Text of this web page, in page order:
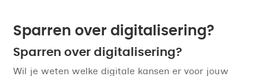
Sparren over digitalisering?
Sparren over digitalisering?
Wil je weten welke digitale kansen er voor jouw